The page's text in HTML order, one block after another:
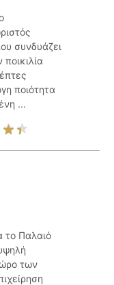
συνδυάζει
ποιότητα
...
το Παλαιό
των